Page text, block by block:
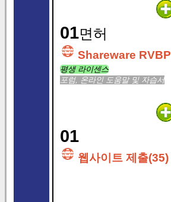
01면허
Shareware
평생 라이센스
포럼, 온라인 도움말 및 자습서
01
웹사이트 제출(35)